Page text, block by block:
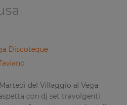
Discoteque
del Villaggio al Vega
con dj set travolgenti